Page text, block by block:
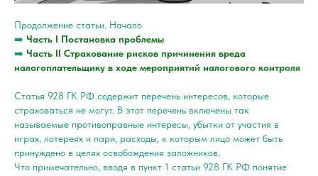
Продолжение статьи. Начало
➡️ Часть I Постановка проблемы
➡️ Часть II Страхование рисков причинения вреда
налогоплательщику в ходе мероприятий налогового контроля
Статья 928 ГК РФ содержит перечень интересов, которые
страховаться не могут. В этот перечень включены так
называемые противоправные интересы, убытки от участия в
играх, лотереях и пари, расходы, к которым лицо может быть
принуждено в целях освобождения заложников.
Что примечательно, вводя в пункт 1 статьи 928 ГК РФ понятие